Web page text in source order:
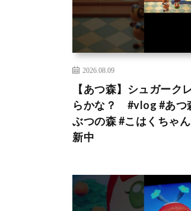
2026.08.09
【あつ森】シュガーク
らかな？ #vlog #あつ
ぶつの森 #こはくちゃ
新中